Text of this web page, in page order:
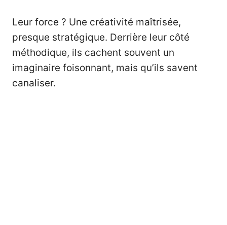
Leur force ? Une créativité maîtrisée,
presque stratégique. Derrière leur côté
méthodique, ils cachent souvent un
imaginaire foisonnant, mais qu’ils savent
canaliser.